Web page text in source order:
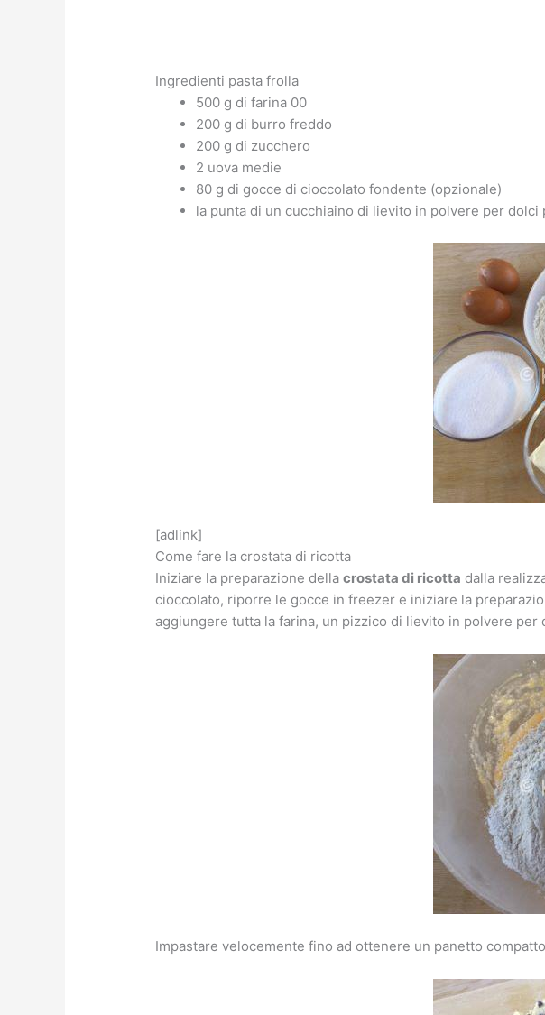
Ingredienti pasta frolla
500 g di farina 00
200 g di burro freddo
200 g di zucchero
2 uova medie
80 g di gocce di cioccolato fondente (opzionale)
la punta di un cucchiaino di lievito in polvere per
[adlink]
Come fare la crostata di ricotta
Iniziare la preparazione dellacrostata di ricotta dalla
cioccolato, riporre le gocce in freezer e iniziare la
aggiungere tutta la farina, un pizzico di lievito in polvere
Impastare velocemente fino ad ottenere un panetto